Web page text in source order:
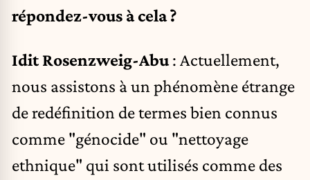
répondez-vous à cela ?
Idit Rosenzweig-Abu: Actuellement,
nous assistons à un phénomène étrange
de redéfinition de termes bien connus
comme "génocide" ou "nettoyage
ethnique" qui sont utilisés comme des